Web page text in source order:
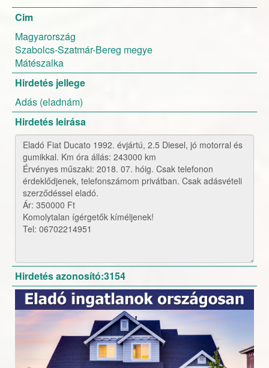
Cim
Magyarország
Szabolcs-Szatmár-Bereg megye
Mátészalka
Hirdetés jellege
Adás (eladnám)
Hirdetés leirása
Hirdetés azonosító:3154